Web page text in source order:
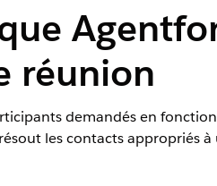
réunion
demandés en
les contacts appropriés